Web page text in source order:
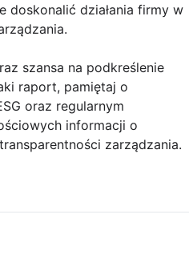
doskonalić działania firmy w
szansa na podkreślenie
raport, pamiętaj o
oraz regularnym
informacji o
zarządzania.